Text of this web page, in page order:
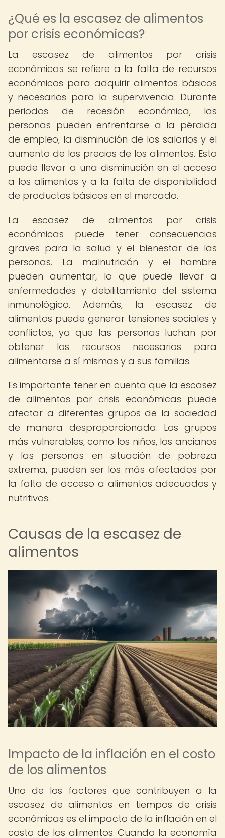
¿Qué es la escasez de alimentos
por crisis económicas?
La escasez de alimentos por crisis
económicas se refiere a la falta de recursos
económicos para adquirir alimentos básicos
y necesarios para la supervivencia. Durante
periodos de recesión económica, las
personas pueden enfrentarse a la pérdida
de empleo, la disminución de los salarios y el
aumento de los precios de los alimentos. Esto
puede llevar a una disminución en el acceso
a los alimentos y a la falta de disponibilidad
de productos básicos en el mercado.
La escasez de alimentos por crisis
económicas puede tener consecuencias
graves para la salud y el bienestar de las
personas. La malnutrición y el hambre
pueden aumentar, lo que puede llevar a
enfermedades y debilitamiento del sistema
inmunológico. Además, la escasez de
alimentos puede generar tensiones sociales y
conflictos, ya que las personas luchan por
obtener los recursos necesarios para
alimentarse a sí mismas y a sus familias.
Es importante tener en cuenta que la escasez
de alimentos por crisis económicas puede
afectar a diferentes grupos de la sociedad
de manera desproporcionada. Los grupos
más vulnerables, como los niños, los ancianos
y las personas en situación de pobreza
extrema, pueden ser los más afectados por
la falta de acceso a alimentos adecuados y
nutritivos.
Causas de la escasez de
alimentos
Impacto de la inflación en el costo
de los alimentos
Uno de los factores que contribuyen a la
escasez de alimentos en tiempos de crisis
económicas es el impacto de la inflación en el
costo de los alimentos. Cuando la economía